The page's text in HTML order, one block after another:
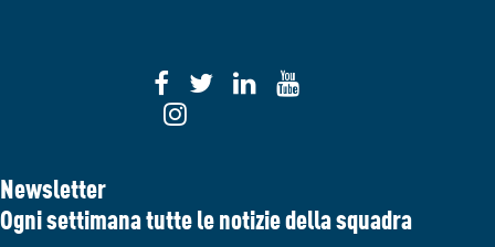
Newsletter
Ogni settimana tutte le notizie della squadra